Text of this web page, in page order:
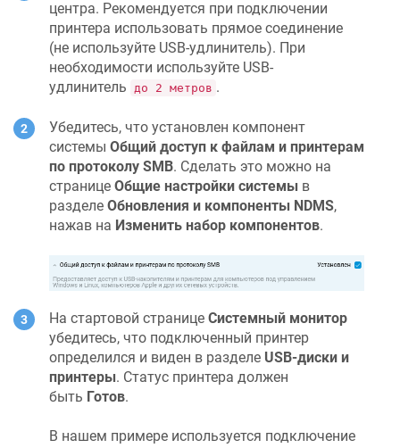
центра. Рекомендуется при подключении
принтера использовать прямое соединение
(не используйте USB-удлинитель). При
необходимости используйте USB‐
удлинитель до 2 метров .
Убедитесь, что установлен компонент
системы Общий доступ к файлам и принтерам
по протоколу SMB. Сделать это можно на
странице Общие настройки системы в
разделе Обновления и компоненты NDMS,
нажав на Изменить набор компонентов.
На стартовой странице Системный монитор
убедитесь, что подключенный принтер
определился и виден в разделе USB-диски и
принтеры. Статус принтера должен
быть Готов.
В нашем примере используется подключение